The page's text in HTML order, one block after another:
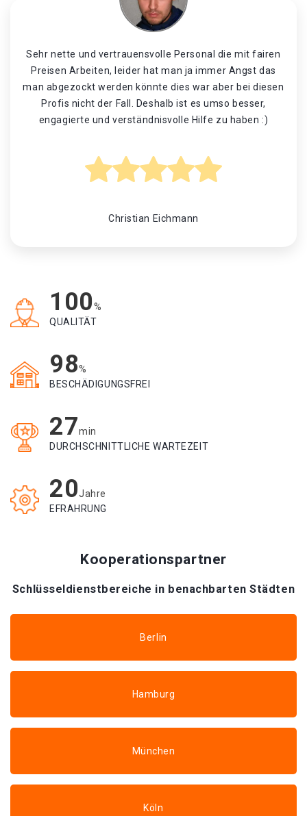
Sehr nette und vertrauensvolle Personal die mit fairen
Preisen Arbeiten, leider hat man ja immer Angst das
man abgezockt werden könnte dies war aber bei diesen
Profis nicht der Fall. Deshalb ist es umso besser,
engagierte und verständnisvolle Hilfe zu haben :)
Christian Eichmann
100%
QUALITÄT
98%
BESCHÄDIGUNGSFREI
27min
DURCHSCHNITTLICHE WARTEZEIT
20Jahre
EFRAHRUNG
Kooperationspartner
Schlüsseldienstbereiche in benachbarten Städten
Berlin
Hamburg
München
Köln